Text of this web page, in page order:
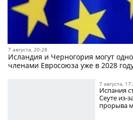
7 августа, 20:28
Исландия и Черногория могут
членами Евросоюза уже в 2028
7 августа,
Испания
Сеуте из-
прорыва